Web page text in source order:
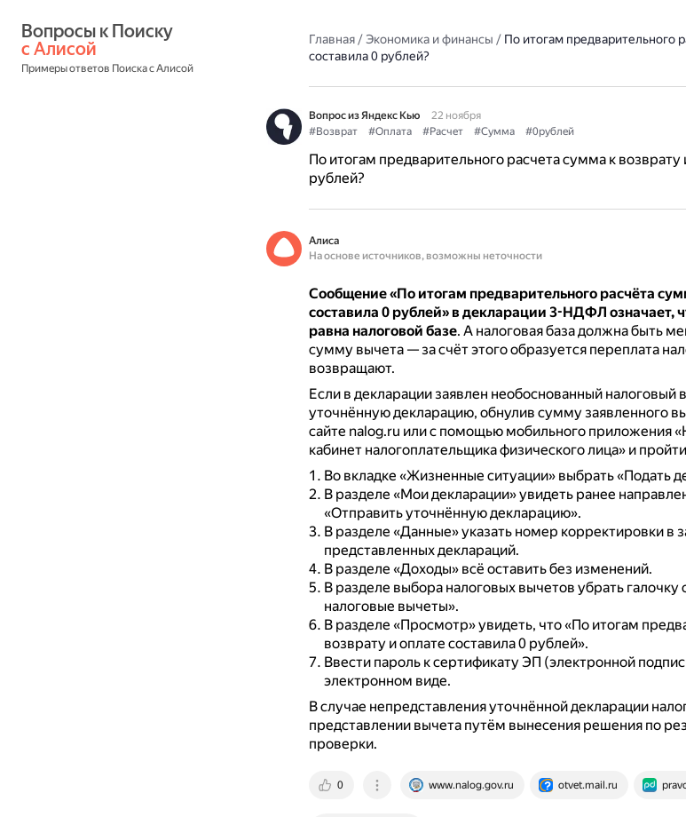
с Алисой
Примеры ответов Поиска с Алисой
Главная/Экономика и финансы / По итогам предварительного
составила 0 рублей?
Вопрос из Яндекс Кью
22 ноября
#Возврат
#Оплата #Расчет #Сумма #0рублей
По итогам предварительного расчета сумма к возврату
рублей?
Алиса
На основе источников, возможны неточности
Сообщение «По итогам предварительного расчёта
составила 0 рублей» в декларации 3-НДФЛ означает,
равна налоговой базе. А налоговая база должна быть
сумму вычета — за счёт этого образуется переплата
возвращают.
Если в декларации заявлен необоснованный налоговый
уточнённую декларацию, обнулив сумму заявленного
сайте nalog.ru или с помощью мобильного приложения
кабинет налогоплательщика физического лица» и
Во вкладке «Жизненные ситуации» выбрать «Подать
В разделе «Мои декларации» увидеть ранее
«Отправить уточнённую декларацию».
В разделе «Данные» указать номер корректировки в
представленных деклараций.
В разделе «Доходы» всё оставить без изменений.
В разделе выбора налоговых вычетов убрать галочку
налоговые вычеты».
В разделе «Просмотр» увидеть, что «По итогам
возврату и оплате составила 0 рублей».
Ввести пароль к сертификату ЭП (электронной
электронном виде.
В случае непредставления уточнённой декларации
представлении вычета путём вынесения решения по
проверки.
0 www.nalog.gov.ru otvet.mail.ru